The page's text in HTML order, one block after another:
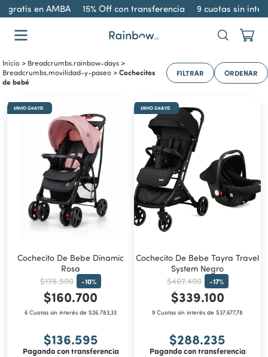
en AMBA 15% Off con transferencia 9 cuotas sin
Inicio > Breadcrumbs.rainbow-days >
Breadcrumbs.movilidad-y-paseo > Cochecitos
de bebé
FILTRAR ORDENAR
ENVÍO GRATIS
Cochecito De Bebe Dinamic
Rosa
$178.500 -10%
$160.700
6 Cuotas sin interés de $26.783,33
$136.595
Pagando con transferencia
ENVÍO GRATIS
Cochecito De Bebe Tayra Travel
System Negro
$407.400 -17%
$339.100
9 Cuotas sin interés de $37.677,78
$288.235
Pagando con transferencia